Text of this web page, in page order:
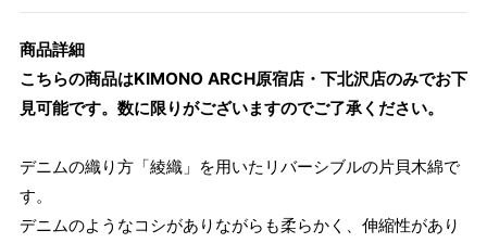
商品詳細
こちらの商品はKIMONO ARCH原宿店・下北沢店のみでお下
見可能です。数に限りがございますのでご了承ください。
デニムの織り方「綾織」を用いたリバーシブルの片貝木綿で
す。
デニムのようなコシがありながらも柔らかく、伸縮性があり